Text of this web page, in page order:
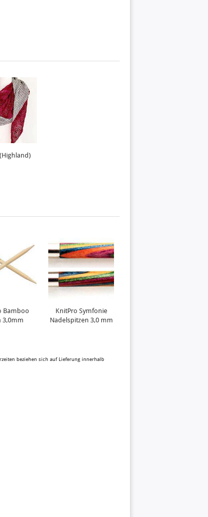
Bamboo
3,0mm
KnitPro Symfonie
Nadelspitzen 3,0 mm
beziehen sich auf Lieferung innerhalb